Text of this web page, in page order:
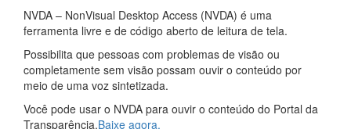
NVDA – NonVisual Desktop Access (NVDA) é uma
ferramenta livre e de código aberto de leitura de tela.
Possibilita que pessoas com problemas de visão ou
completamente sem visão possam ouvir o conteúdo por
meio de uma voz sintetizada.
Você pode usar o NVDA para ouvir o conteúdo do Portal da
Transparência.Baixe agora.